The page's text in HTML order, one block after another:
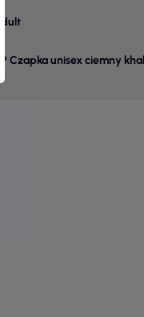
adult
6P Czapka unisex ciemny